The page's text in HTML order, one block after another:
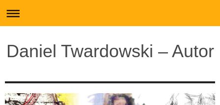
Daniel Twardowski – Autor